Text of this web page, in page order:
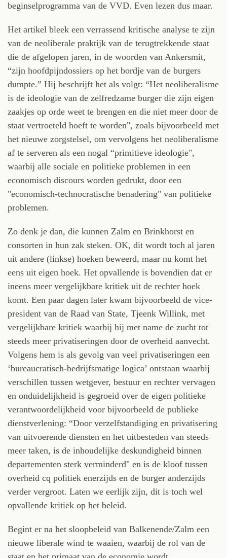
beginselprogramma van de VVD. Even lezen dus maar.
Het artikel bleek een verrassend kritische analyse te zijn
van de neoliberale praktijk van de terugtrekkende staat
die de afgelopen jaren, in de woorden van Ankersmit,
“zijn hoofdpijndossiers op het bordje van de burgers
dumpte.” Hij beschrijft het als volgt: “Het neoliberalisme
is de ideologie van de zelfredzame burger die zijn eigen
zaakjes op orde weet te brengen en die niet meer door de
staat vertroeteld hoeft te worden", zoals bijvoorbeeld met
het nieuwe zorgstelsel, om vervolgens het neoliberalisme
af te serveren als een nogal “primitieve ideologie",
waarbij alle sociale en politieke problemen in een
economisch discours worden gedrukt, door een
"economisch-technocratische benadering" van politieke
problemen.
Zo denk je dan, die kunnen Zalm en Brinkhorst en
consorten in hun zak steken. OK, dit wordt toch al jaren
uit andere (linkse) hoeken beweerd, maar nu komt het
eens uit eigen hoek. Het opvallende is bovendien dat er
ineens meer vergelijkbare kritiek uit de rechter hoek
komt. Een paar dagen later kwam bijvoorbeeld de vice-
president van de Raad van State, Tjeenk Willink, met
vergelijkbare kritiek waarbij hij met name de zucht tot
steeds meer privatiseringen door de overheid aanvecht.
Volgens hem is als gevolg van veel privatiseringen een
‘bureaucratisch-bedrijfsmatige logica’ ontstaan waarbij
verschillen tussen wetgever, bestuur en rechter vervagen
en onduidelijkheid is gegroeid over de eigen politieke
verantwoordelijkheid voor bijvoorbeeld de publieke
dienstverlening: “Door verzelfstandiging en privatisering
van uitvoerende diensten en het uitbesteden van steeds
meer taken, is de inhoudelijke deskundigheid binnen
departementen sterk verminderd" en is de kloof tussen
overheid cq politiek enerzijds en de burger anderzijds
verder vergroot. Laten we eerlijk zijn, dit is toch wel
opvallende kritiek op het beleid.
Begint er na het sloopbeleid van Balkenende/Zalm een
nieuwe liberale wind te waaien, waarbij de rol van de